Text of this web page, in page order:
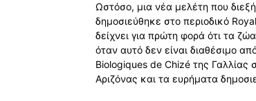
Ωστόσο, μια νέα μελέτη που
δημοσιεύθηκε στο περιοδικό
δείχνει για πρώτη φορά ότι τα
όταν αυτό δεν είναι διαθέσιμο
Biologiques de Chizé της Γαλλίας
Αριζόνας και τα ευρήματα